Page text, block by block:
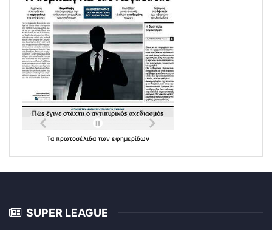
Τα πρωτοσέλιδα των εφημερίδων
SUPER LEAGUE